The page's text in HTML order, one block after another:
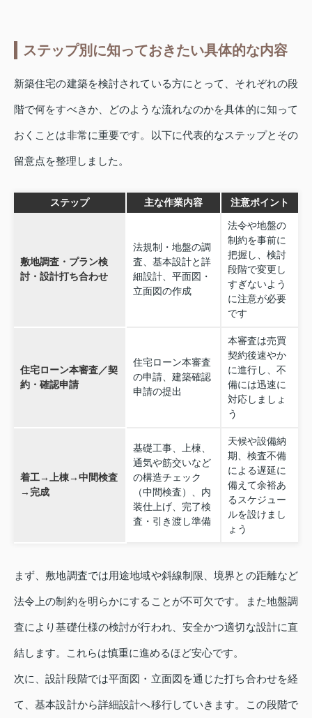
ステップ別に知っておきたい具体的な内容
新築住宅の建築を検討されている方にとって、それぞれの段
階で何をすべきか、どのような流れなのかを具体的に知って
おくことは非常に重要です。以下に代表的なステップとその
留意点を整理しました。
ステップ 主な作業内容 注意ポイント
敷地調査・プラン検
討・設計打ち合わせ
法規制・地盤の調
査、基本設計と詳
細設計、平面図・
立面図の作成
法令や地盤の
制約を事前に
把握し、検討
段階で変更し
すぎないよう
に注意が必要
です
住宅ローン本審査／契
約・確認申請
住宅ローン本審査
の申請、建築確認
申請の提出
本審査は売買
契約後速やか
に進行し、不
備には迅速に
対応しましょ
う
着工→上棟→中間検査
→完成
基礎工事、上棟、
通気や筋交いなど
の構造チェック
（中間検査）、内
装仕上げ、完了検
査・引き渡し準備
天候や設備納
期、検査不備
による遅延に
備えて余裕あ
るスケジュー
ルを設けまし
ょう
まず、敷地調査では用途地域や斜線制限、境界との距離など
法令上の制約を明らかにすることが不可欠です。また地盤調
査により基礎仕様の検討が行われ、安全かつ適切な設計に直
結します。これらは慎重に進めるほど安心です。
次に、設計段階では平面図・立面図を通じた打ち合わせを経
て、基本設計から詳細設計へ移行していきます。この段階で